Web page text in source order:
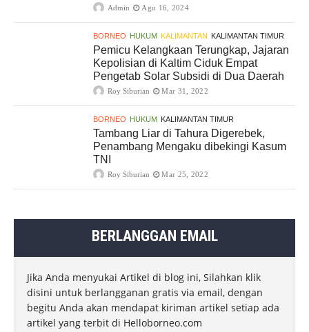
Admin Agu 16, 2024
BORNEO HUKUM KALIMANTAN KALIMANTAN TIMUR
Pemicu Kelangkaan Terungkap, Jajaran
Kepolisian di Kaltim Ciduk Empat
Pengetab Solar Subsidi di Dua Daerah
Roy Siburian Mar 31, 2022
BORNEO HUKUM KALIMANTAN TIMUR
Tambang Liar di Tahura Digerebek,
Penambang Mengaku dibekingi Kasum
TNI
Roy Siburian Mar 25, 2022
BERLANGGAN EMAIL
Jika Anda menyukai Artikel di blog ini, Silahkan klik
disini untuk berlangganan gratis via email, dengan
begitu Anda akan mendapat kiriman artikel setiap ada
artikel yang terbit di Helloborneo.com